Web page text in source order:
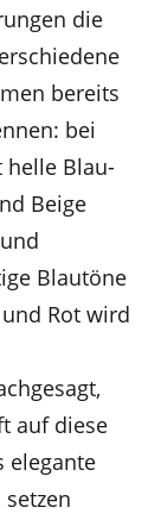
die
bereits
bei
helle Blau-
Beige
Blautöne
Rot wird
auf diese
elegante